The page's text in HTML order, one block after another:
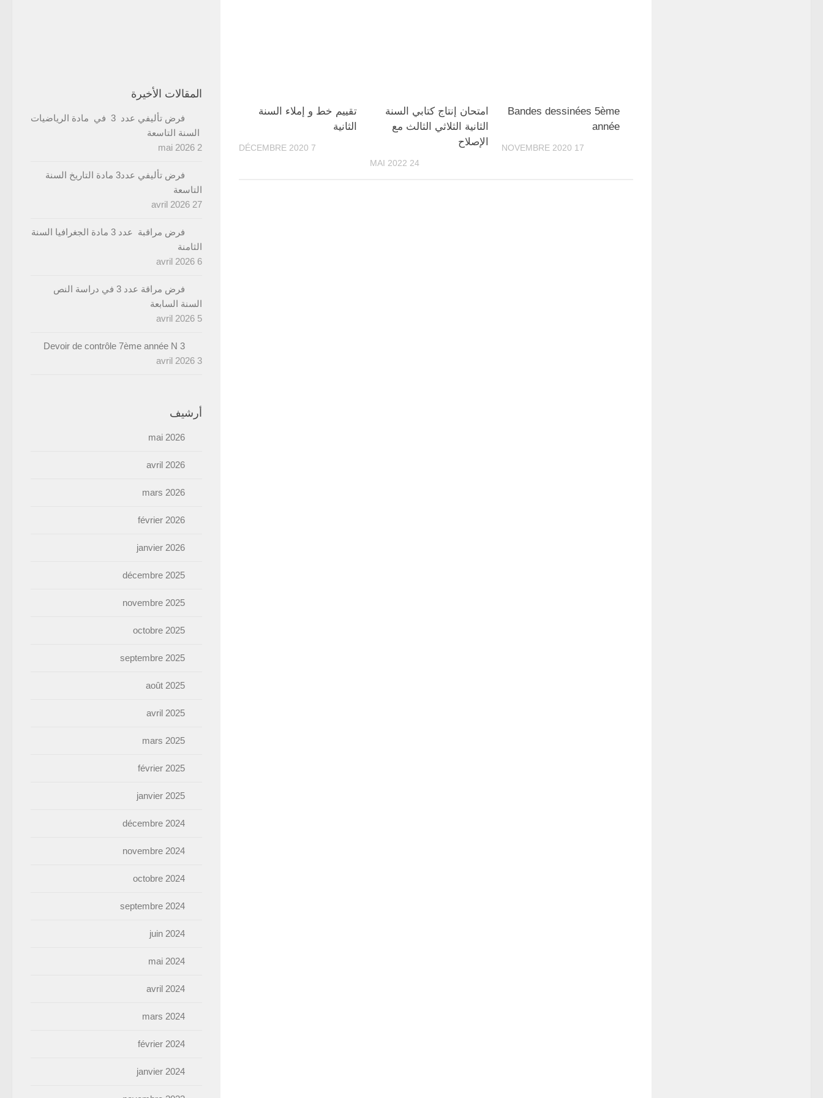
تقييم خط و إملاء السنة
الثانية
7 DÉCEMBRE 2020
امتحان إنتاج كتابي السنة
الثانية الثلاثي الثالث مع
الإصلاح
24 MAI 2022
Bandes dessinées 5ème
année
17 NOVEMBRE 2020
المقالات الأخيرة
فرض تأليفي عدد 3 في مادة الرياضيات
السنة التاسعة
2 mai 2026
فرض تأليفي عدد3 مادة التاريخ السنة
التاسعة
27 avril 2026
فرض مراقبة عدد 3 مادة الجغرافيا السنة
الثامنة
6 avril 2026
فرض مراقة عدد 3 في دراسة النص
السنة السابعة
5 avril 2026
Devoir de contrôle 7ème année N 3
3 avril 2026
أرشيف
mai 2026
avril 2026
mars 2026
février 2026
janvier 2026
décembre 2025
novembre 2025
octobre 2025
septembre 2025
août 2025
avril 2025
mars 2025
février 2025
janvier 2025
décembre 2024
novembre 2024
octobre 2024
septembre 2024
juin 2024
mai 2024
avril 2024
mars 2024
février 2024
janvier 2024